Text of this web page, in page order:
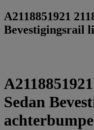
A2118851921
Bevestigingsrail
Sedan